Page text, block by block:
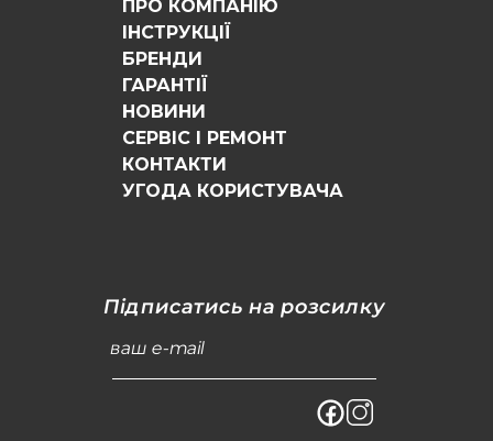
ПРО КОМПАНІЮ
ІНСТРУКЦІЇ
БРЕНДИ
ГАРАНТІЇ
НОВИНИ
СЕРВІС І РЕМОНТ
КОНТАКТИ
УГОДА КОРИСТУВАЧА
Підписатись на розсилку
ваш e-mail